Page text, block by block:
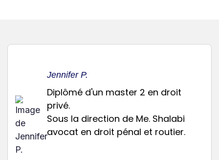
Jennifer P.
Diplômé d'un master 2 en droit
privé.
Sous la direction de Me. Shalabi
avocat en droit pénal et routier.